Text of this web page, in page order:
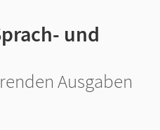
und
Ausgaben